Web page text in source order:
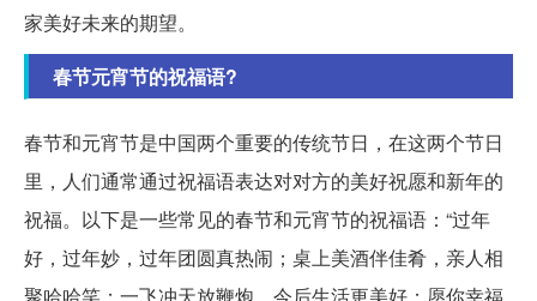
家美好未来的期望。
春节元宵节的祝福语?
春节和元宵节是中国两个重要的传统节日，在这两个节日
里，人们通常通过祝福语表达对对方的美好祝愿和新年的
祝福。以下是一些常见的春节和元宵节的祝福语：“过年
好，过年妙，过年团圆真热闹；桌上美酒伴佳肴，亲人相